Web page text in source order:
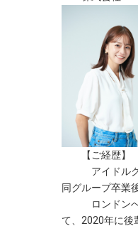
【ご経歴】
アイドルグル
同グループ卒業
ロンドンへの
て、2020年に後